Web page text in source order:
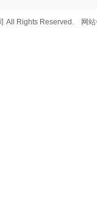
All Rights Reserved. 网站